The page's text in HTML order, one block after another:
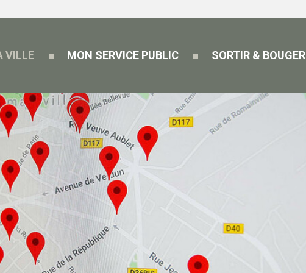
VILLE MON SERVICE PUBLIC SORTIR & BOUGER